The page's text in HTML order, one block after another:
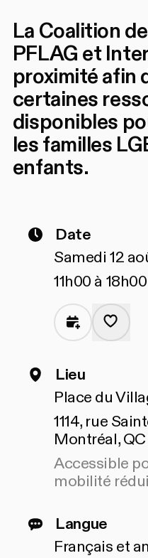
La Coalition
PFLAG et
proximité afin
certaines
disponibles
les familles
enfants.
Date
Samedi 12
11h00 à 18h00
Lieu
Place du
1114, rue
Montréal,
Accessible
mobilité
Langue
Français et